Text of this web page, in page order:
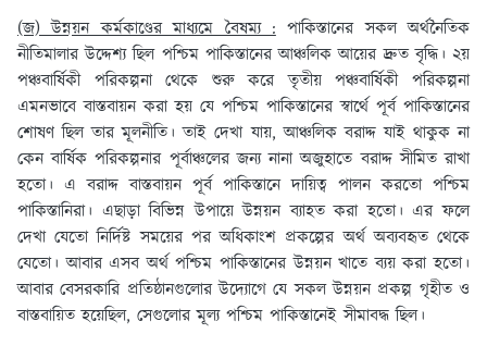
(জ) উন্নয়ন কর্মকাণ্ডের মাধ্যমে বৈষম্য :পাকিস্তানের সকল অর্থনৈতিক
নীতিমালার উদ্দেশ্য ছিল পশ্চিম পাকিস্তানের আঞ্চলিক আয়ের দ্রুত বৃদ্ধি। ২য়
পঞ্চবার্ষিকী পরিকল্পনা থেকে শুরু করে তৃতীয় পঞ্চবার্ষিকী পরিকল্পনা
এমনভাবে বাস্তবায়ন করা হয় যে পশ্চিম পাকিস্তানের স্বার্থে পূর্ব পাকিস্তানের
শোষণ ছিল তার মূলনীতি। তাই দেখা যায়, আঞ্চলিক বরাদ্দ যাই থাকুক না
কেন বার্ষিক পরিকল্পনার পূর্বাঞ্চলের জন্য নানা অজুহাতে বরাদ্দ সীমিত রাখা
হতো। এ বরাদ্দ বাস্তবায়ন পূর্ব পাকিস্তানে দায়িত্ব পালন করতো পশ্চিম
পাকিস্তানিরা। এছাড়া বিভিন্ন উপায়ে উন্নয়ন ব্যাহত করা হতো। এর ফলে
দেখা যেতো নির্দিষ্ট সময়ের পর অধিকাংশ প্রকল্পের অর্থ অব্যবহৃত থেকে
যেতো। আবার এসব অর্থ পশ্চিম পাকিস্তানের উন্নয়ন খাতে ব্যয় করা হতো।
আবার বেসরকারি প্রতিষ্ঠানগুলোর উদ্যোগে যে সকল উন্নয়ন প্রকল্প গৃহীত ও
বাস্তবায়িত হয়েছিল, সেগুলোর মূল্য পশ্চিম পাকিস্তানেই সীমাবদ্ধ ছিল।